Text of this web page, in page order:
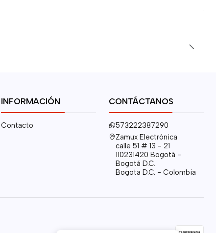
INFORMACIÓN
Contacto
CONTÁCTANOS
573222387290
Zamux Electrónica
calle 51 # 13 - 21
110231420 Bogotá -
Bogotá D.C.
Bogota D.C. - Colombia